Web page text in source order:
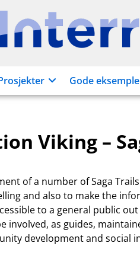
Gode
Viking –
of a number of Saga
and also to make the
to a general public
involved, as guides,
development and social